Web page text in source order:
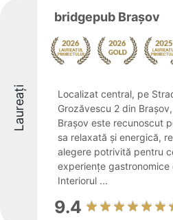
Laureați
bridgepub Brașov
Localizat central, pe
Grozăvescu 2 din
Brașov este recunoscut
sa relaxată și energică,
alegere potrivită pentru
experiențe gastronomice
Interiorul ...
9.4